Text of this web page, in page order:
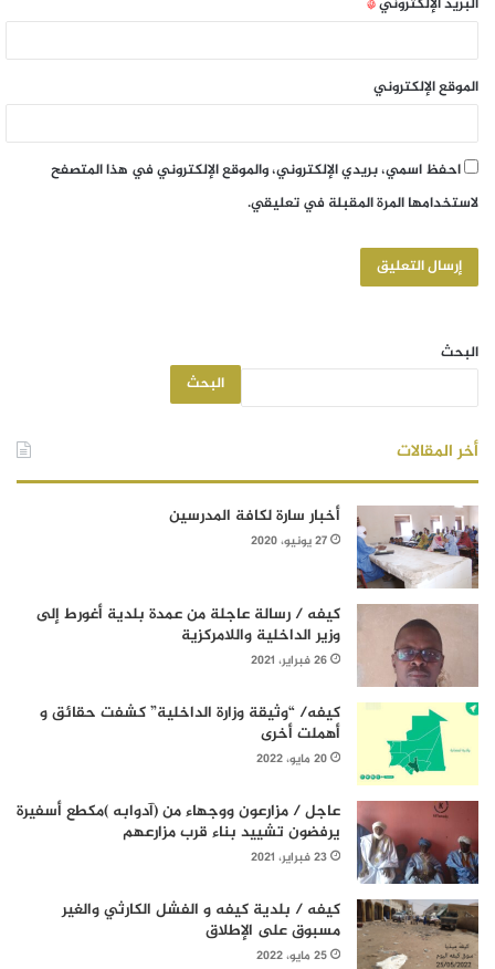
الموقع الإلكتروني
احفظ اسمي، بريدي الإلكتروني، والموقع الإلكتروني في هذا المتصفح
لاستخدامها المرة المقبلة في تعليقي.
البحث
البحث
أخر المقالات
أخبار سارة لكافة المدرسين
27 يونيو، 2020
كيفه / رسالة عاجلة من عمدة بلدية أغورط إلى
وزير الداخلية واللامركزية
26 فبراير، 2021
كيفه/ “وثيقة وزارة الداخلية” كشفت حقائق و
أهملت أخرى
20 مايو، 2022
عاجل / مزارعون ووجهاء من (آدوابه )مكطع أسفيرة
يرفضون تشييد بناء قرب مزارعهم
23 فبراير، 2021
كيفه / بلدية كيفه و الفشل الكارثي والغير
مسبوق على الإطلاق
25 مايو، 2022